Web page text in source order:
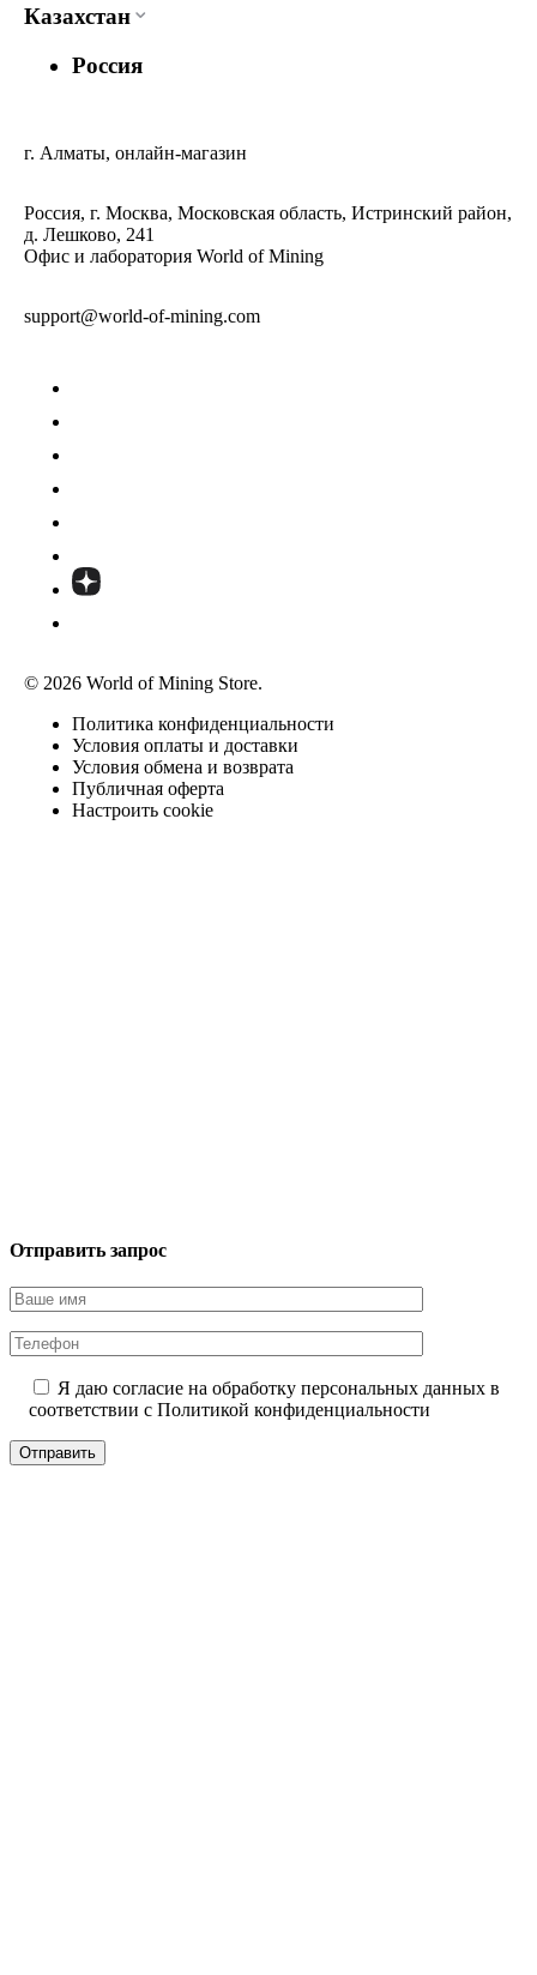
Казахстан
Россия
г. Алматы, онлайн-магазин
Россия, г. Москва, Московская область, Истринский район,
д. Лешково, 241
Офис и лаборатория World of Mining
support@world-of-mining.com
© 2026 World of Mining Store.
Политика конфиденциальности
Условия оплаты и доставки
Условия обмена и возврата
Публичная оферта
Настроить cookie
Отправить запрос
Я даю согласие на обработку персональных данных в
соответствии с Политикой конфиденциальности